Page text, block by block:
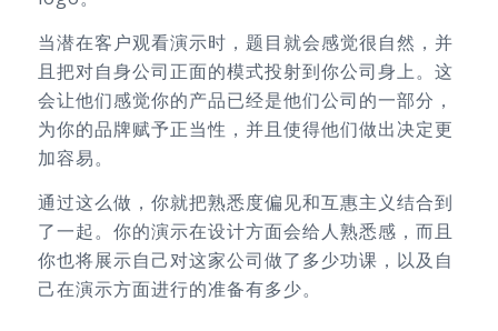
当潜在客户观看演示时，题目就会感觉很自然，并
且把对自身公司正面的模式投射到你公司身上。这
会让他们感觉你的产品已经是他们公司的一部分，
为你的品牌赋予正当性，并且使得他们做出决定更
加容易。
通过这么做，你就把熟悉度偏见和互惠主义结合到
了一起。你的演示在设计方面会给人熟悉感，而且
你也将展示自己对这家公司做了多少功课，以及自
己在演示方面进行的准备有多少。